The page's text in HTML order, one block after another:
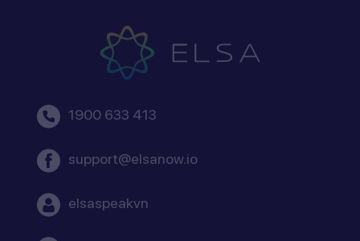
1900 633 413
support@elsanow.io
elsaspeakvn